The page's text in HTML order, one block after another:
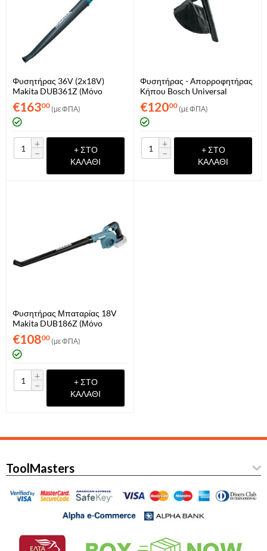
Φυσητήρας 36V (2x18V)
Makita DUB361Z (Μόνο
Σώμα)
€16300 (με ΦΠΑ)
+
−
+ ΣΤΟ
ΚΑΛΆΘΙ
Φυσητήρας - Απορροφητήρας
Κήπου Bosch Universal
Garden Tidy 3000
(06008B1001)
€12000 (με ΦΠΑ)
+
−
+ ΣΤΟ
ΚΑΛΆΘΙ
Φυσητήρας Μπαταρίας 18V
Makita DUB186Z (Μόνο
Σώμα)
€10800 (με ΦΠΑ)
+
−
+ ΣΤΟ
ΚΑΛΆΘΙ
ToolMasters